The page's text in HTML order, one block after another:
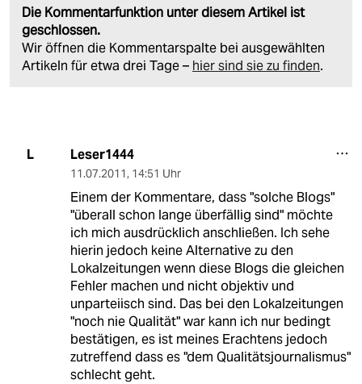
Die Kommentarfunktion unter diesem Artikel ist
geschlossen.
Wir öffnen die Kommentarspalte bei ausgewählten
Artikeln für etwa drei Tage – hier sind sie zu finden.
L Leser1444
11.07.2011, 14:51 Uhr
Einem der Kommentare, dass "solche Blogs"
"überall schon lange überfällig sind" möchte
ich mich ausdrücklich anschließen. Ich sehe
hierin jedoch keine Alternative zu den
Lokalzeitungen wenn diese Blogs die gleichen
Fehler machen und nicht objektiv und
unparteiisch sind. Das bei den Lokalzeitungen
"noch nie Qualität" war kann ich nur bedingt
bestätigen, es ist meines Erachtens jedoch
zutreffend dass es "dem Qualitätsjournalismus"
schlecht geht.